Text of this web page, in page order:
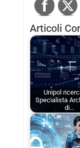
Articoli
Unipol
Specialista
di…